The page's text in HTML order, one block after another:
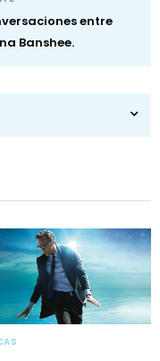
entre
Banshee.